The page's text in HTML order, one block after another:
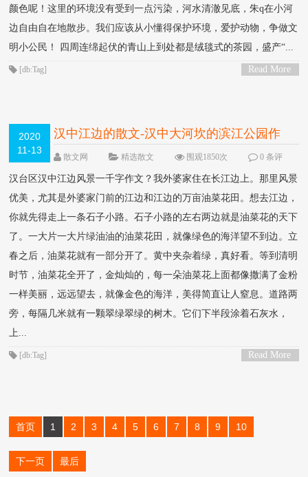
颜色呢！这里的环境没有受到一点污染，河水清澈见底，朱q在小河
边自由自在地散步。我们应该从小懂得保护环境，爱护动物，争做文
明小公民！ 四周连绵起伏的青山上到处都是绒毯式的茶园，盛产“...
Read More
[db:Tag]
2020
11-13
汉中江边的散文-汉中大河坎的滨江公园作
文？
散文网 精选散文 围观1850次
0 条评
汉台区汉中江边风景一千字作文？我外婆家住在长江边上。那里风景
优美，尤其是外婆家门前的江边和江边的万亩油菜花田。想去江边，
你就先得走上一条石子小路。石子小路的左右两边就是油菜花的天下
了。一大片一大片绿油油的油菜花田，就像绿色的海洋望不到边。立
春之后，油菜花就有一部分开了。黄中夹杂着绿，真好看。等到清明
时节，油菜花全开了，金灿灿的，每一朵油菜花上面都像撒满了金粉
一样美丽，远远望去，就像金色的海洋，美得简直让人窒息。道路两
旁，每隔几米就有一颗翠绿翠绿的树木。它们下半段涂着石灰水，
上...
Read More
[db:Tag]
首页 1 2 3 4 5 6 7 8 9 10
下一页 最后